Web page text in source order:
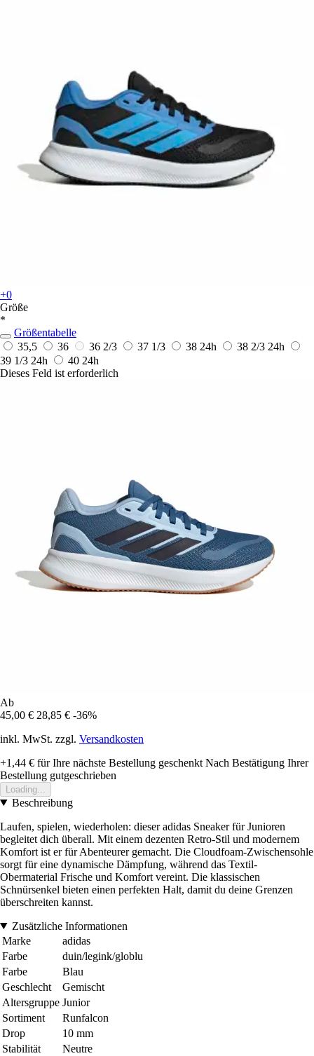
+0
Größe
*
Größentabelle
35,5
36 36 2/3 37 1/3 38 24h 38 2/3 24h
39 1/3 24h 40 24h
Dieses Feld ist erforderlich
Ab
45,00 € 28,85 € -36%
inkl. MwSt. zzgl. Versandkosten
+1,44 € für Ihre nächste Bestellung geschenkt Nach Bestätigung Ihrer
Bestellung gutgeschrieben
Loading...
Beschreibung
Laufen, spielen, wiederholen: dieser adidas Sneaker für Junioren
begleitet dich überall. Mit einem dezenten Retro-Stil und modernem
Komfort ist er für Abenteurer gemacht. Die Cloudfoam-Zwischensohle
sorgt für eine dynamische Dämpfung, während das Textil-
Obermaterial Frische und Komfort vereint. Die klassischen
Schnürsenkel bieten einen perfekten Halt, damit du deine Grenzen
überschreiten kannst.
Zusätzliche Informationen
Marke
adidas
Farbe
duin/legink/globlu
Farbe
Blau
Geschlecht
Gemischt
Altersgruppe Junior
Sortiment
Runfalcon
Drop
10 mm
Stabilität
Neutre